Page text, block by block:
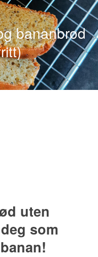
bananbrød
uten
som